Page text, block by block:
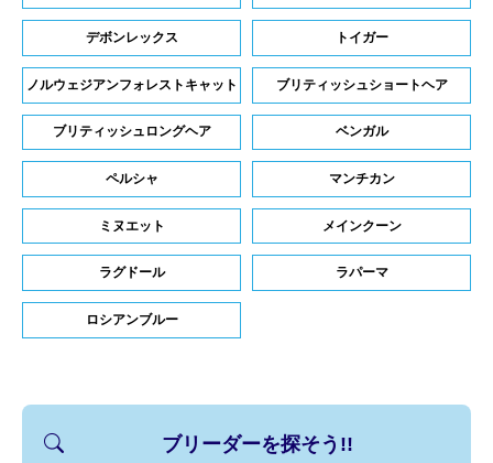
デボンレックス トイガー
ノルウェジアンフォレストキャット ブリティッシュショートヘア
ブリティッシュロングヘア ベンガル
ペルシャ マンチカン
ミヌエット メインクーン
ラグドール ラパーマ
ロシアンブルー
ブリーダーを探そう!!